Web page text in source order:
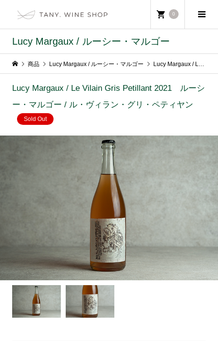
0
Lucy Margaux / ルーシー・マルゴー
商品 Lucy Margaux / ルーシー・マルゴー Lucy Margaux / Le Vilain Gris Petillant 2021 ルーシー・マルゴー / ル・ヴィラン・グリ・ペティヤン
Lucy Margaux / Le Vilain Gris Petillant 2021 ルーシ
ー・マルゴー / ル・ヴィラン・グリ・ペティヤン
Sold Out